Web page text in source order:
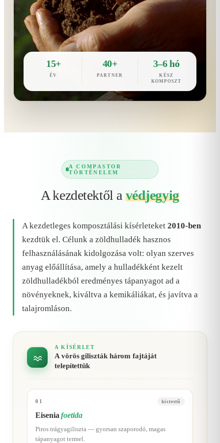
15+
ÉV
40+
PARTNER
3–6 hó
KÉSZ
KOMPOSZT
A COMPASTOR
TÖRTÉNELEM
A kezdetektől a védjegyig
A kezdetleges komposztálási kísérleteket 2010-ben
kezdtük el. Célunk a zöldhulladék hasznos
felhasználásának kidolgozása volt: olyan szerves
anyag előállítása, amely a hulladékként kezelt
zöldhulladékból eredményes tápanyagot ad a
növényeknek, kiváltva a kemikáliákat, és javítva a
talajromláson.
A KÍSÉRLET
A vörös giliszták három fajtáját
telepítettük
01 kistestű
Eiseniafoetida
Piros trágyagiliszta — gyorsan szaporodó, magas
tápanyagot termel.